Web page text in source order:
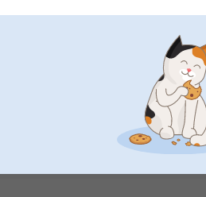
Förstklassig